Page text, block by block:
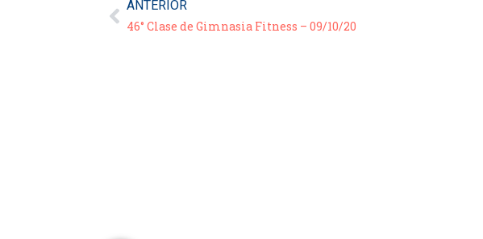
ANTERIOR
46° Clase de Gimnasia Fitness – 09/10/20